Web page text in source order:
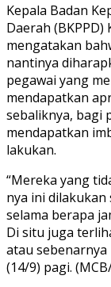
Kepala Badan
Daerah
mengatakan
nantinya
pegawai yang
mendapatkan
sebaliknya, bagi
mendapatkan
lakukan.
“Mereka yang
nya ini dilakukan
selama berapa
Di situ juga
atau sebenarnya
(14/9) pagi.